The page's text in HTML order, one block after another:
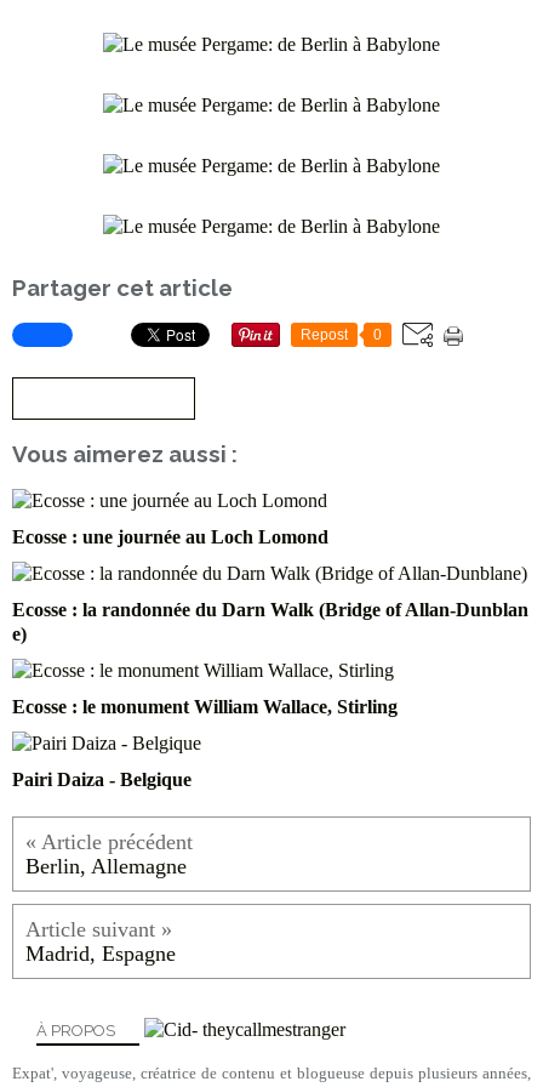
Partager cet article
Repost 0
Vous aimerez aussi :
Ecosse : une journée au Loch Lomond
Ecosse : la randonnée du Darn Walk (Bridge of Allan-Dunblan
e)
Ecosse : le monument William Wallace, Stirling
Pairi Daiza - Belgique
Berlin, Allemagne
Madrid, Espagne
À PROPOS
Expat', voyageuse, créatrice de contenu et blogueuse depuis plusieurs années,